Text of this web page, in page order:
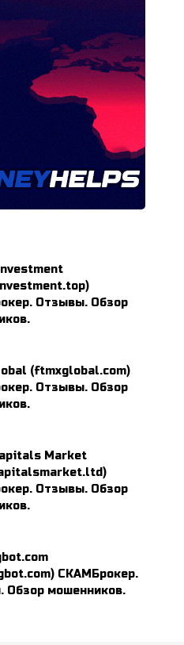
Отзывы. Обзор
(ftmxglobal.com)
Отзывы. Обзор
Market
Отзывы. Обзор
СКАМБрокер.
Обзор мошенников.